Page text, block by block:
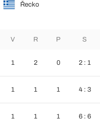
Řecko
V R P S
1 2 0 2 : 1
1 1 1 4 : 3
1 1 1 6 : 6